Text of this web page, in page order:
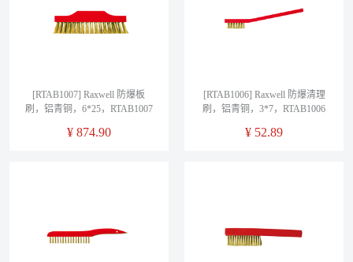
[RTAB1007] Raxwell 防爆板
刷，铝青铜，6*25，RTAB1007
¥ 874.90
[RTAB1006] Raxwell 防爆清理
刷，铝青铜，3*7，RTAB1006
¥ 52.89